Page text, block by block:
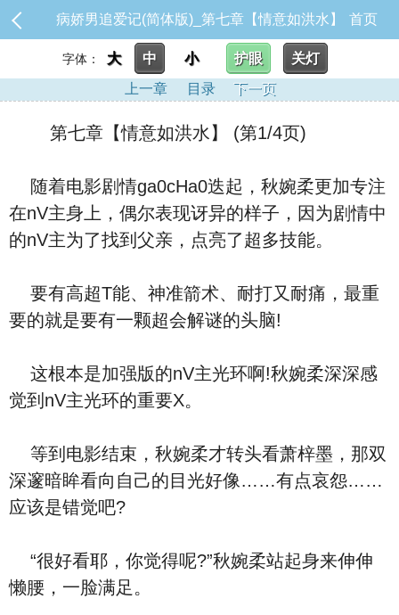
病娇男追爱记(简体版)_第七章【情意如洪水】 首页
字体： 大 中 小 护眼
关灯
上一章
目录 下一页
第七章【情意如洪水】 (第1/4页)
随着电影剧情ga0cHa0迭起，秋婉柔更加专注
在nV主身上，偶尔表现讶异的样子，因为剧情中
的nV主为了找到父亲，点亮了超多技能。
要有高超T能、神准箭术、耐打又耐痛，最重
要的就是要有一颗超会解谜的头脑!
这根本是加强版的nV主光环啊!秋婉柔深深感
觉到nV主光环的重要X。
等到电影结束，秋婉柔才转头看萧梓墨，那双
深邃暗眸看向自己的目光好像……有点哀怨……
应该是错觉吧?
“很好看耶，你觉得呢?”秋婉柔站起身来伸伸
懒腰，一脸满足。